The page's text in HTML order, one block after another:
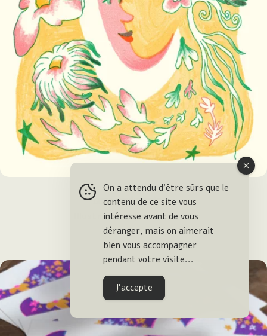
Lune verdoyante
Illustration • personnel
On a attendu d'être sûrs que le
contenu de ce site vous
intéresse avant de vous
déranger, mais on aimerait
bien vous accompagner
pendant votre visite...
J'accepte